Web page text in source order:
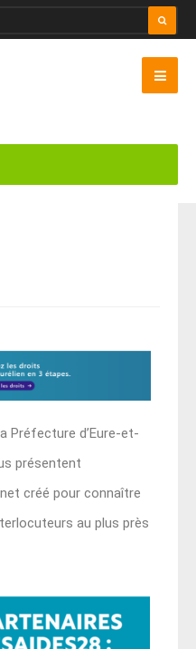
Préfecture d’Eure-et-
présentent
créé pour connaître
au plus près